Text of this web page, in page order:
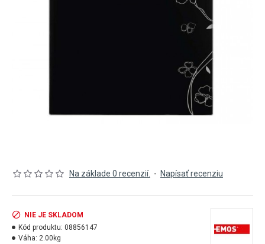
Na základe 0 recenzií. - Napísať recenziu
NIE JE SKLADOM
Kód produktu: 08856147
Váha: 2.00kg